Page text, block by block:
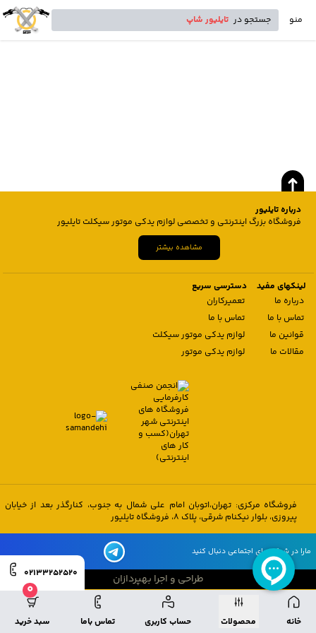
منو جستجو در تایلیور شاپ
خانه محصولات حساب کاربری تماس باما
0
سبد خرید
02133252520
درباره تایلیور
فروشگاه بزرگ اینترنتی و تخصصی لوازم یدکی موتور سیکلت تایلیور
مشاهده بیشتر
لینکهای مفید
درباره ما
تماس با ما
قوانین ما
مقالات ما
دسترسی سریع
تعمیرکاران
تماس با ما
لوازم یدکی موتور سیکلت
لوازم یدکی موتور
فروشگاه مرکزی: تهران،اتوبان امام علی شمال به جنوب، کنارگذر بعد از خیابان
پیروزی، بلوار نیکنام شرقی، پلاک 8، فروشگاه تایلیور
مارا در شبکه های اجتماعی دنبال کنید
طراحی و اجرا بهپردازان
طراحی و اجرا بهپردازان